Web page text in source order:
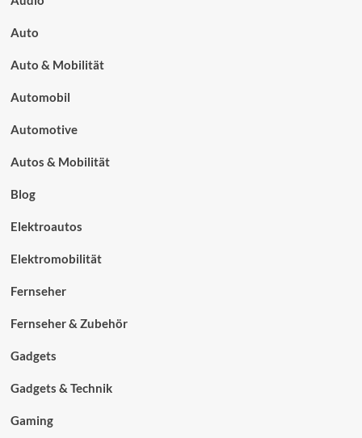
Auto
Auto & Mobilität
Automobil
Automotive
Autos & Mobilität
Blog
Elektroautos
Elektromobilität
Fernseher
Fernseher & Zubehör
Gadgets
Gadgets & Technik
Gaming